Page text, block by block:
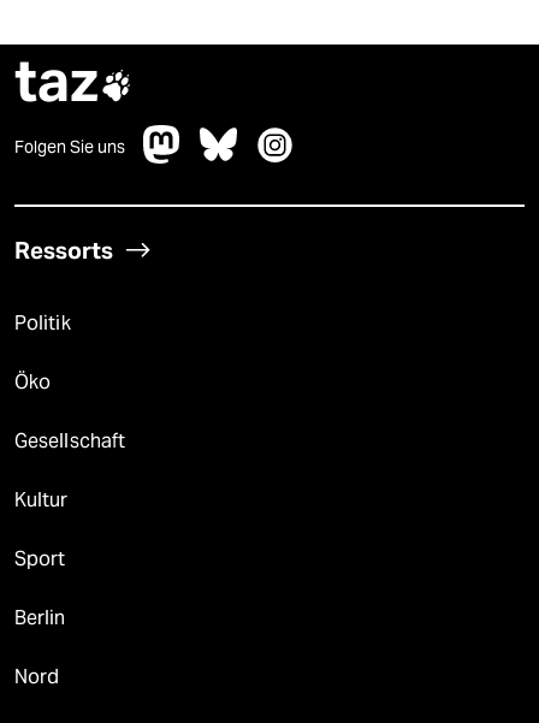
taz
Folgen Sie uns
Ressorts
Politik
Öko
Gesellschaft
Kultur
Sport
Berlin
Nord